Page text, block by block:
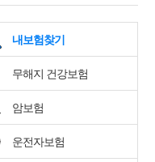
내보험찾기
무해지 건강보험
암보험
운전자보험